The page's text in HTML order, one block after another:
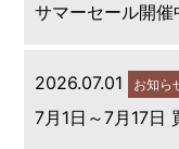
サマーセール開催
2026.07.01 お知ら
7月1日～7月17